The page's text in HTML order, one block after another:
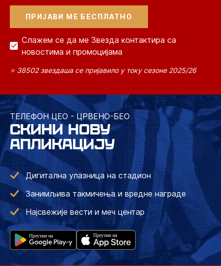
Слажем се да ме Звезда контактира са
новостима и промоцијама
⭐ 38502 звездаша се пријавило у току сезоне 2025/26
ТЕЛЕФОН ЦЕО - ЦРВЕНО-БЕО
СКИНИ НОВУ
АПЛИКАЦИЈУ
Дигитална улазница на стадион
Занимљива такмичења и вредне награде
Најсвежије вести и меч центар